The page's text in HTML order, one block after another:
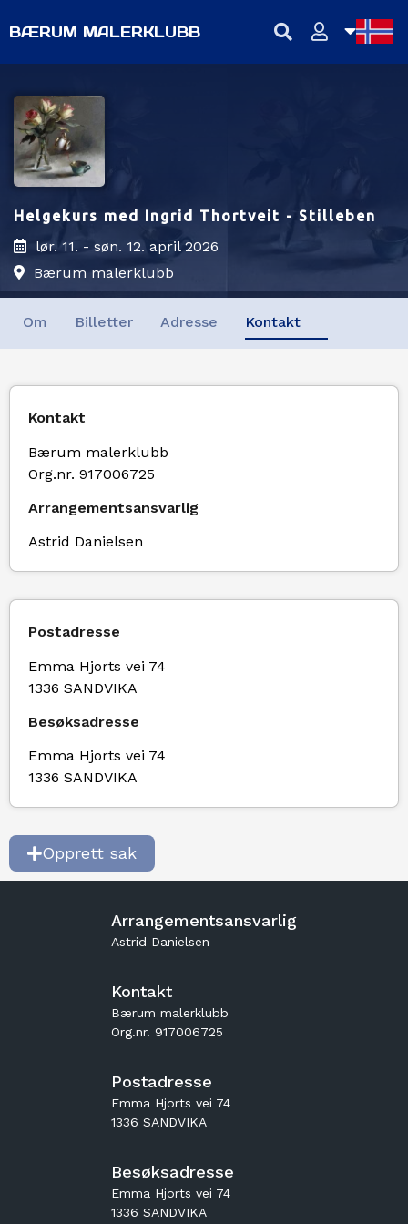
BÆRUM MALERKLUBB
Helgekurs med Ingrid Thortveit - Stilleben
lør. 11. - søn. 12. april 2026
Bærum malerklubb
Om Billetter Adresse Kontakt
Kontakt
Bærum malerklubb
Org.nr. 917006725
Arrangementsansvarlig
Astrid Danielsen
Postadresse
Emma Hjorts vei 74
1336 SANDVIKA
Besøksadresse
Emma Hjorts vei 74
1336 SANDVIKA
Opprett sak
Arrangementsansvarlig
Astrid Danielsen
Kontakt
Bærum malerklubb
Org.nr. 917006725
Postadresse
Emma Hjorts vei 74
1336 SANDVIKA
Besøksadresse
Emma Hjorts vei 74
1336 SANDVIKA